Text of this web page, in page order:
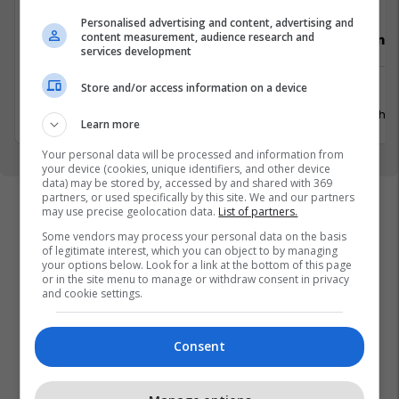
Video Editor (3 pozita)
Prishtinë
20 Korrik 2026
Punëtor në
20 Gusht
Personalised advertising and content, advertising and
content measurement, audience research and
services development
Store and/or access information on a device
Learn more
Your personal data will be processed and information from
your device (cookies, unique identifiers, and other device
data) may be stored by, accessed by and shared with 369
partners, or used specifically by this site. We and our partners
may use precise geolocation data. List of partners.
Some vendors may process your personal data on the basis
of legitimate interest, which you can object to by managing
your options below. Look for a link at the bottom of this page
or in the site menu to manage or withdraw consent in privacy
and cookie settings.
Consent